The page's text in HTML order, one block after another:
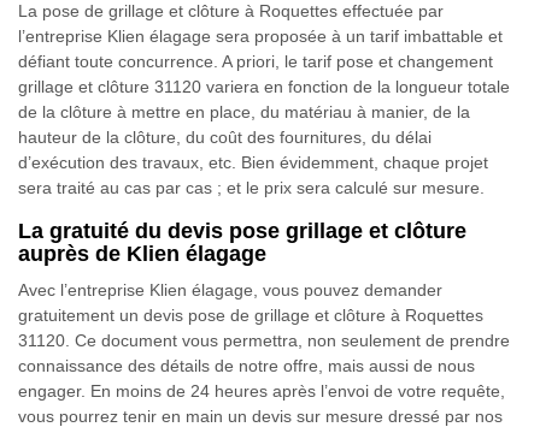
La pose de grillage et clôture à Roquettes effectuée par
l’entreprise Klien élagage sera proposée à un tarif imbattable et
défiant toute concurrence. A priori, le tarif pose et changement
grillage et clôture 31120 variera en fonction de la longueur totale
de la clôture à mettre en place, du matériau à manier, de la
hauteur de la clôture, du coût des fournitures, du délai
d’exécution des travaux, etc. Bien évidemment, chaque projet
sera traité au cas par cas ; et le prix sera calculé sur mesure.
La gratuité du devis pose grillage et clôture
auprès de Klien élagage
Avec l’entreprise Klien élagage, vous pouvez demander
gratuitement un devis pose de grillage et clôture à Roquettes
31120. Ce document vous permettra, non seulement de prendre
connaissance des détails de notre offre, mais aussi de nous
engager. En moins de 24 heures après l’envoi de votre requête,
vous pourrez tenir en main un devis sur mesure dressé par nos